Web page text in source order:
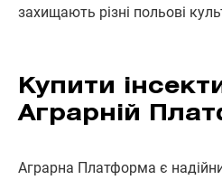
захищають різні польові
Купити
Аграрній
Аграрна Платформа є